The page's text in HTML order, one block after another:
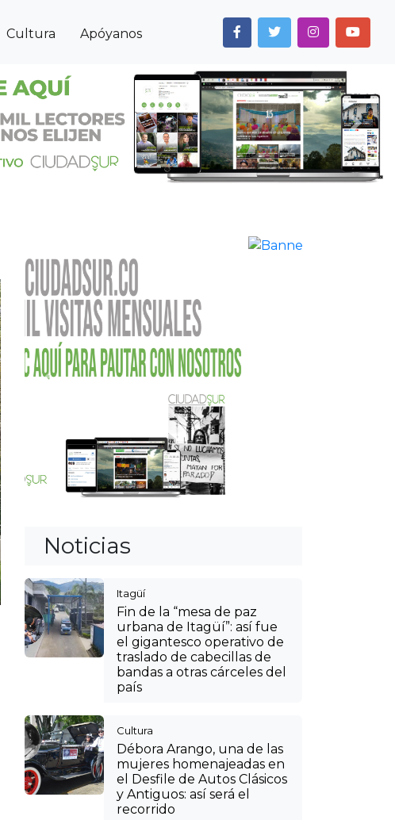
Cultura Apóyanos
Next
Anterior
Noticias
Itagüí
Fin de la “mesa de paz
urbana de Itagüí”: así fue
traslado de cabecillas de
bandas a otras cárceles del
Cultura
Débora Arango, una de las
recorrido
Cultura
Agéndese y viva la
tradición paisa: así podrá
llegar a las fincas silleteras
en las veredas de Envigado
Itagüí, Medellín y La
Estrella suspenderán
servicios no urgentes a
afiliados de la Nueva EPS